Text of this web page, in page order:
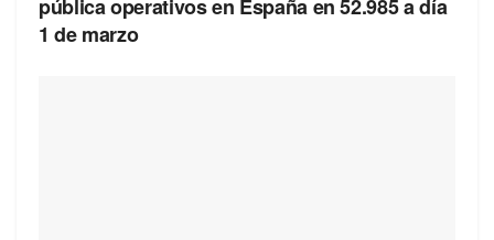
pública operativos en España en 52.985 a día
1 de marzo